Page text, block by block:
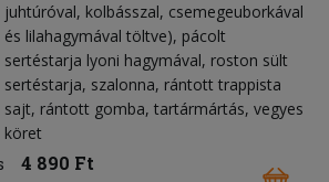
juhtúróval, kolbásszal, csemegeuborkával
és lilahagymával töltve), pácolt
sertéstarja lyoni hagymával, roston sült
sertéstarja, szalonna, rántott trappista
sajt, rántott gomba, tartármártás, vegyes
köret
4 890 Ft